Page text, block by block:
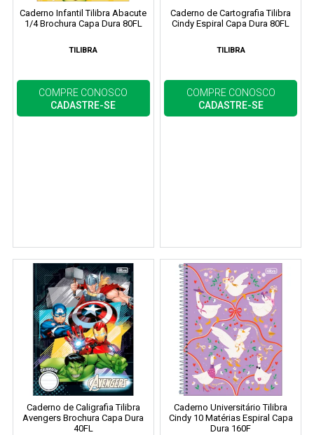
Caderno Infantil Tilibra Abacute
1/4 Brochura Capa Dura 80FL
TILIBRA
COMPRE CONOSCO
CADASTRE-SE
Caderno de Cartografia Tilibra
Cindy Espiral Capa Dura 80FL
TILIBRA
COMPRE CONOSCO
CADASTRE-SE
Caderno de Caligrafia Tilibra
Avengers Brochura Capa Dura
40FL
Caderno Universitário Tilibra
Cindy 10 Matérias Espiral Capa
Dura 160F